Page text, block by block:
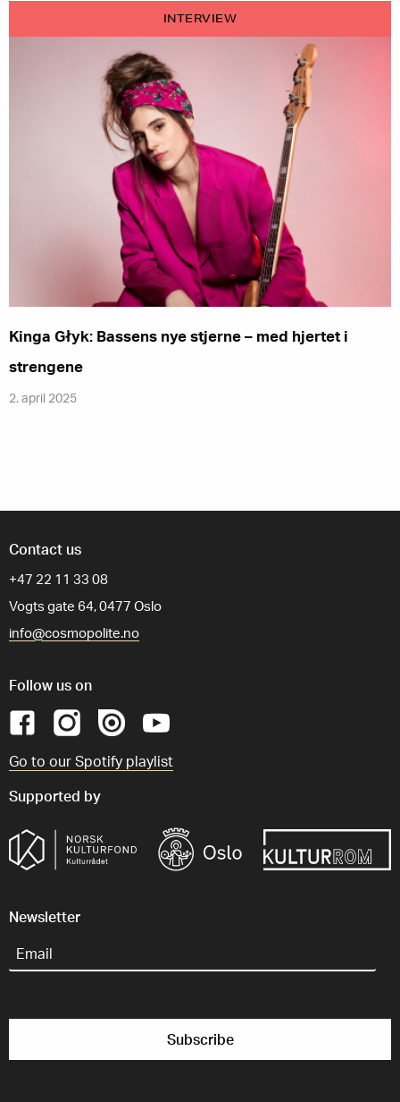
INTERVIEW
Kinga Głyk: Bassens nye stjerne – med hjertet i
strengene
2. april 2025
Contact us
+47 22 11 33 08
Vogts gate 64, 0477 Oslo
info@cosmopolite.no
Follow us on
Go to our Spotify playlist
Supported by
Newsletter
Email